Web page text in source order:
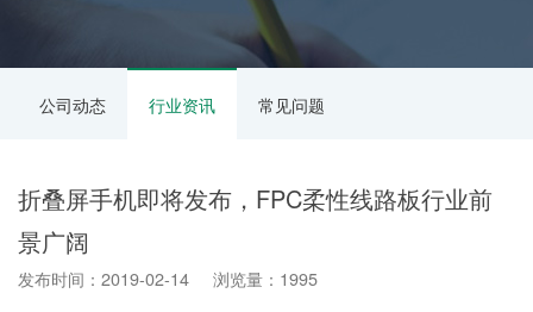
公司动态 行业资讯 常见问题
折叠屏手机即将发布，FPC柔性线路板行业前
景广阔
发布时间：2019-02-14 浏览量：1995